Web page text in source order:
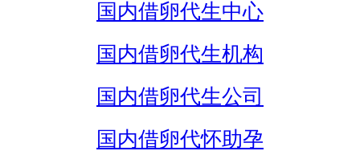
国内借卵代生中心
国内借卵代生机构
国内借卵代生公司
国内借卵代怀助孕